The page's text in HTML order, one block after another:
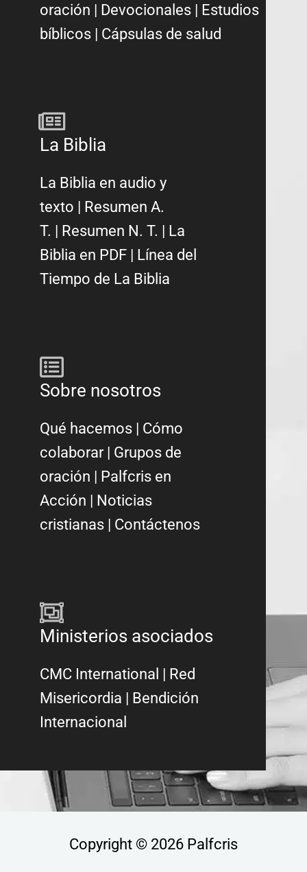
oración | Devocionales | Estudios
bíblicos | Cápsulas de salud
La Biblia
La Biblia en audio y
texto
Resumen A.
T.
Resumen N. T.
La
Biblia en PDF
Línea del
Tiempo de La Biblia
Sobre nosotros
Qué hacemos | Cómo
colaborar| Grupos de
oración | Palfcris en
Acción | Noticias
cristianas | Contáctenos
Ministerios asociados
CMC International | Red
Misericordia | Bendición
Internacional
Copyright © 2026 Palfcris